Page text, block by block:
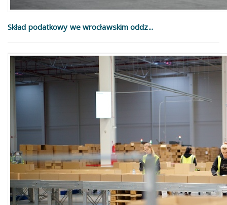
Skład podatkowy we wrocławskim oddz...